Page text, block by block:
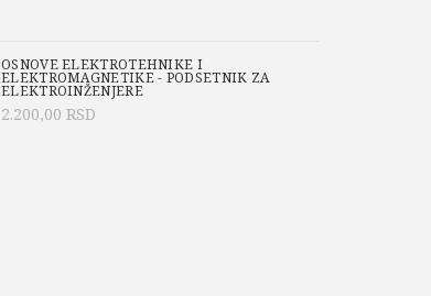
OSNOVE ELEKTROTEHNIKE I
ELEKTROMAGNETIKE - PODSETNIK ZA
ELEKTROINŽENJERE
2.200,00 RSD